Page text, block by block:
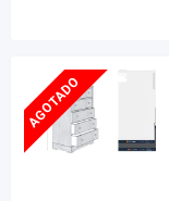
AGOTADO